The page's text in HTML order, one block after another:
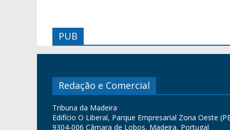
PUB
Redação e Comercial
Tribuna da Madeira
Edifício O Liberal, Parque Empresarial Zona Oeste
9304-006 Câmara de Lobos, Madeira, Portugal